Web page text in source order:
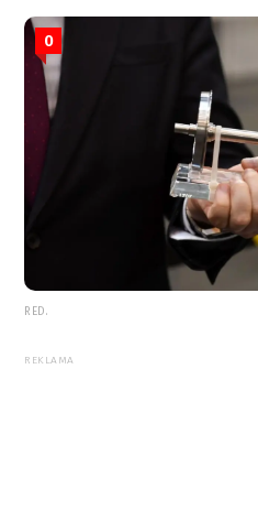
0
RED.
REKLAMA